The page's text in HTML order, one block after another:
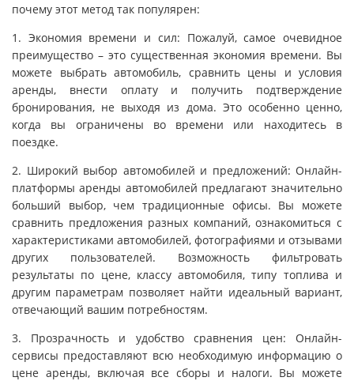
почему этот метод так популярен:
1. Экономия времени и сил: Пожалуй, самое очевидное
преимущество – это существенная экономия времени. Вы
можете выбрать автомобиль, сравнить цены и условия
аренды, внести оплату и получить подтверждение
бронирования, не выходя из дома. Это особенно ценно,
когда вы ограничены во времени или находитесь в
поездке.
2. Широкий выбор автомобилей и предложений: Онлайн-
платформы аренды автомобилей предлагают значительно
больший выбор, чем традиционные офисы. Вы можете
сравнить предложения разных компаний, ознакомиться с
характеристиками автомобилей, фотографиями и отзывами
других пользователей. Возможность фильтровать
результаты по цене, классу автомобиля, типу топлива и
другим параметрам позволяет найти идеальный вариант,
отвечающий вашим потребностям.
3. Прозрачность и удобство сравнения цен: Онлайн-
сервисы предоставляют всю необходимую информацию о
цене аренды, включая все сборы и налоги. Вы можете